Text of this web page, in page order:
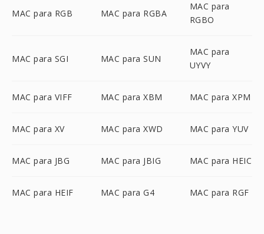
MAC para RGB MAC para RGBA
MAC para
RGBO
MAC para SGI MAC para SUN
MAC para
UYVY
MAC para VIFF MAC para XBM MAC para XPM
MAC para XV MAC para XWD MAC para YUV
MAC para JBG MAC para JBIG MAC para HEIC
MAC para HEIF MAC para G4 MAC para RGF